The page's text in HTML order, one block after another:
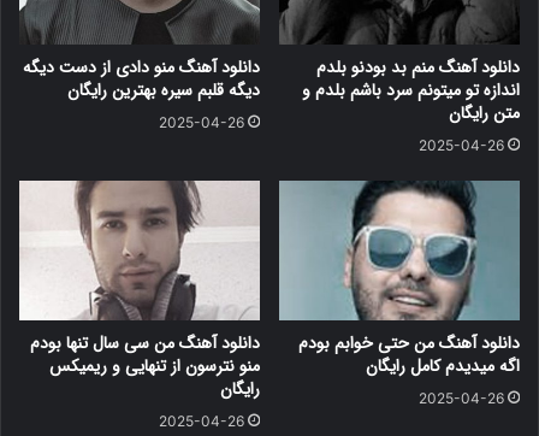
دانلود آهنگ منم بد بودنو بلدم
اندازه تو میتونم سرد باشم بلدم و
متن رایگان
2025-04-26
دانلود آهنگ منو دادی از دست دیگه
دیگه قلبم سیره بهترین رایگان
2025-04-26
دانلود آهنگ من حتی خوابم بودم
اگه میدیدم کامل رایگان
2025-04-26
دانلود آهنگ من سی سال تنها بودم
منو نترسون از تنهایی و ریمیکس
رایگان
2025-04-26